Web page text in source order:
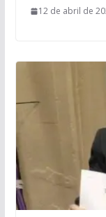
12 de abril de